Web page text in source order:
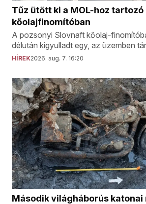
Tűz ütött ki a MOL-hoz tartozó
kőolajfinomítóban
A pozsonyi Slovnaft kőolaj-
délután kigyulladt egy, az üzemben
HÍREK2026. aug. 7. 16:20
Második világháborús